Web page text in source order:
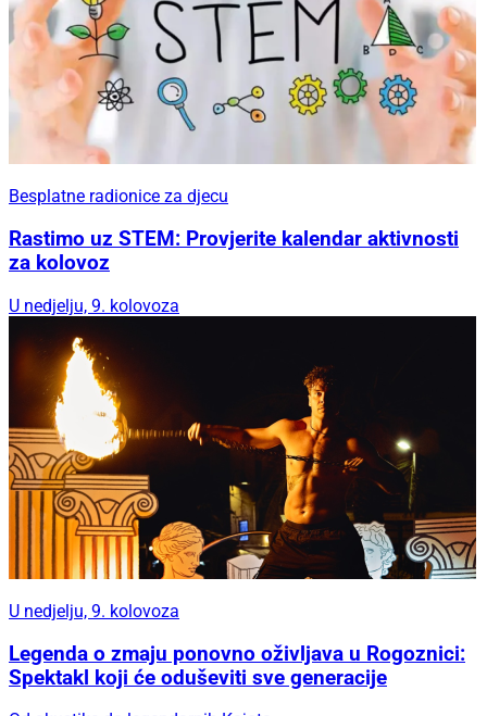
Besplatne radionice za djecu
Rastimo uz STEM: Provjerite kalendar aktivnosti
za kolovoz
U nedjelju, 9. kolovoza
U nedjelju, 9. kolovoza
Legenda o zmaju ponovno oživljava u Rogoznici:
Spektakl koji će oduševiti sve generacije